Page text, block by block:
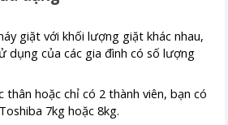
giặt với khối lượng giặt khác nhau,
dụng của các gia đình có số lượng
thân hoặc chỉ có 2 thành viên, bạn có
7kg hoặc 8kg.